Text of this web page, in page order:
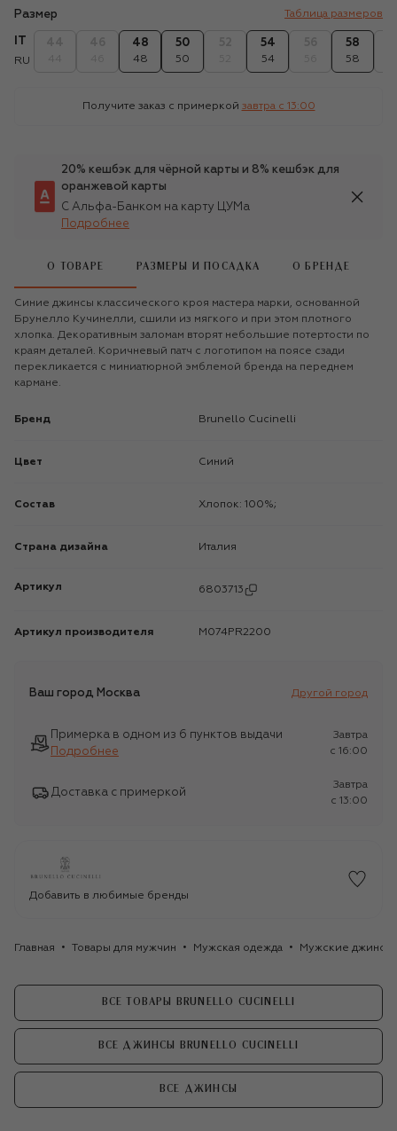
Размер Таблица размеров
RU
48
48
50
50
54
54
58
58
Получите заказ с примеркой завтра c 13:00
20% кешбэк для чёрной карты и 8% кешбэк для
оранжевой карты
С Альфа-Банком на карту ЦУМа
Подробнее
О ТОВАРЕ РАЗМЕРЫ И ПОСАДКА О БРЕНДЕ
Синие джинсы классического кроя мастера марки, основанной
Брунелло Кучинелли, сшили из мягкого и при этом плотного
хлопка. Декоративным заломам вторят небольшие потертости по
краям деталей. Коричневый патч с логотипом на поясе сзади
перекликается с миниатюрной эмблемой бренда на переднем
кармане.
Бренд Brunello Cucinelli
Цвет Синий
Состав Хлопок: 100%;
Страна дизайна Италия
Артикул 6803713
Артикул производителя M074PR2200
Ваш город Москва Другой город
Примерка в одном из 6 пунктов выдачи
Подробнее
Завтра
c 16:00
Доставка с примеркой
Завтра
c 13:00
Добавить в любимые бренды
Главная Товары для мужчин Мужская одежда Мужские джинсы
ВСЕ ТОВАРЫ BRUNELLO CUCINELLI
ВСЕ ДЖИНСЫ BRUNELLO CUCINELLI
ВСЕ ДЖИНСЫ